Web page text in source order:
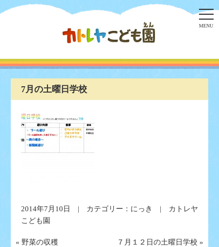
MENU
7月の土曜日学校
2014年7月10日 | カテゴリー： にっき
| カトレヤ
こども園
« 野菜の収穫 ７月１２日の土曜日学校 »